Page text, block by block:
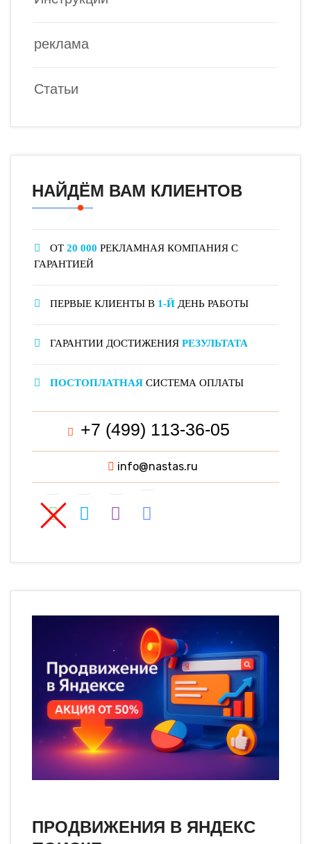
реклама
Статьи
НАЙДЁМ ВАМ КЛИЕНТОВ
ОТ 20 000 РЕКЛАМНАЯ КОМПАНИЯ С
ГАРАНТИЕЙ
ПЕРВЫЕ КЛИЕНТЫ В 1-Й ДЕНЬ РАБОТЫ
ГАРАНТИИ ДОСТИЖЕНИЯ РЕЗУЛЬТАТА
ПОСТОПЛАТНАЯ СИСТЕМА ОПЛАТЫ
+7 (499) 113-36-05
info@nastas.ru
ПРОДВИЖЕНИЯ В ЯНДЕКС